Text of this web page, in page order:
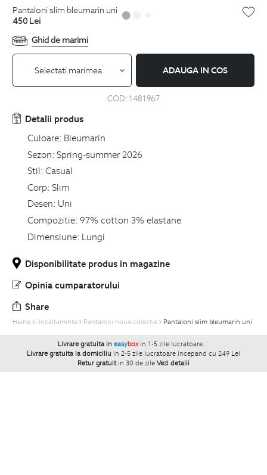
pantaloni slim bleumarin uni
450 Lei
Ghid de marimi
Selectati marimea ADAUGA IN COS
COD: 1481967
Detalii produs
Culoare: Bleumarin
Sezon: Spring-summer 2026
Stil: Casual
Corp: Slim
Desen: Uni
Compozitie: 97% cotton 3% elastane
Dimensiune: Lungi
Disponibilitate produs in magazine
Opinia cumparatorului
Share
Haine si Incaltaminte Pantaloni noua colectie Pantaloni slim bleumarin uni
Livrare gratuita in easybox in 1-5 zile lucratoare. `
Livrare gratuita la domiciliu in 2-5 zile lucratoare incepand cu 249 Lei
Retur gratuit in 30 de zile Vezi detalii